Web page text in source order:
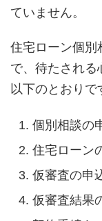
ていません。
住宅ローン個別
で、待たされる
以下のとおりで
個別相談の
住宅ローン
仮審査の申
仮審査結果